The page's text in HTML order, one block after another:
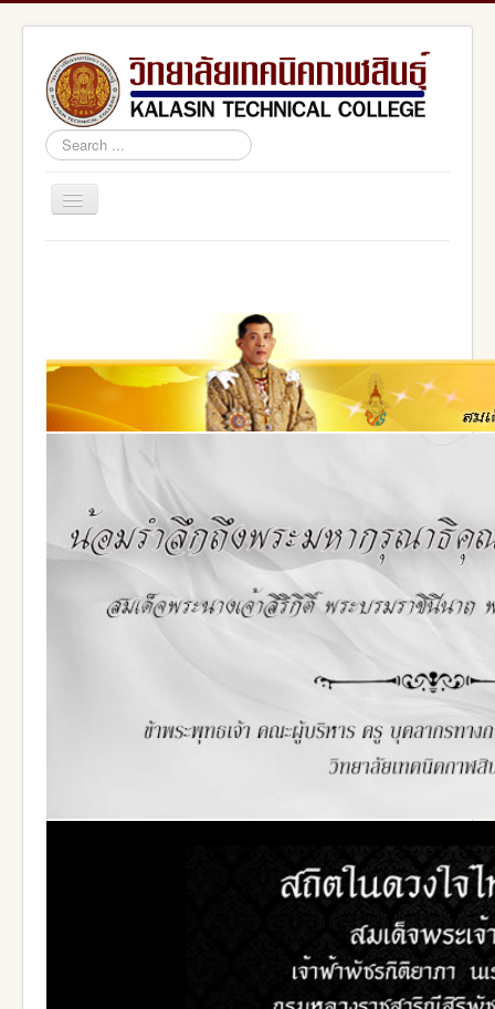
Search
...
Toggle
adminstrator